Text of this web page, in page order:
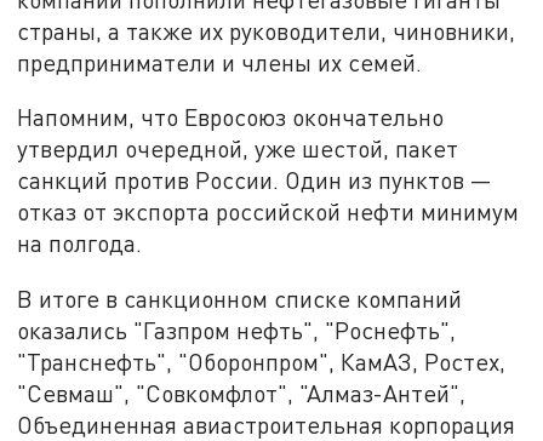
страны, а также их руководители, чиновники,
предприниматели и члены их семей.
Напомним, что Евросоюз окончательно
утвердил очередной, уже шестой, пакет
санкций против России. Один из пунктов —
отказ от экспорта российской нефти минимум
на полгода.
В итоге в санкционном списке компаний
оказались "Газпром нефть", "Роснефть",
"Транснефть", "Оборонпром", КамАЗ, Ростех,
"Севмаш", "Совкомфлот", "Алмаз-Антей",
Объединенная авиастроительная корпорация